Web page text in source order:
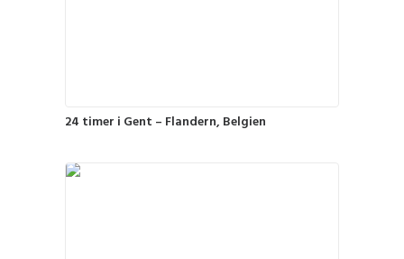
24 timer i Gent – Flandern, Belgien